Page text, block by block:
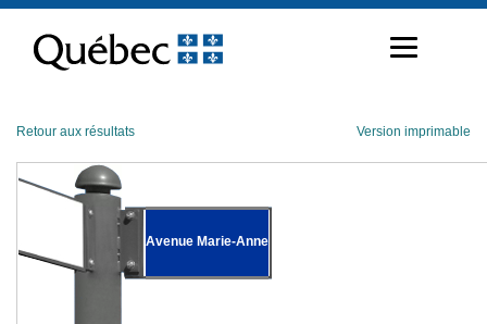
contenu
Retour aux résultats Version imprimable
Avenue Marie-Anne